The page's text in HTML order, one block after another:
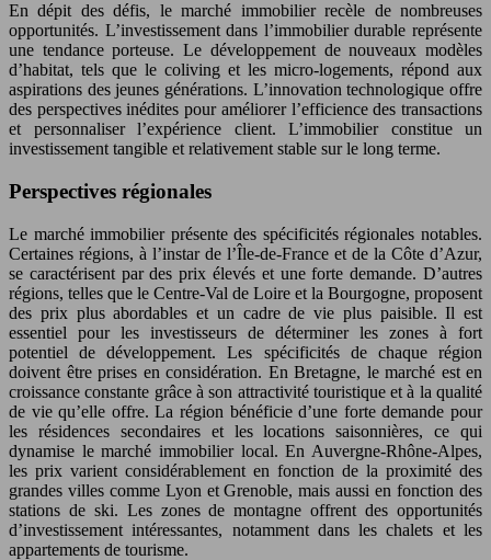
En dépit des défis, le marché immobilier recèle de nombreuses
opportunités. L’investissement dans l’immobilier durable représente
une tendance porteuse. Le développement de nouveaux modèles
d’habitat, tels que le coliving et les micro-logements, répond aux
aspirations des jeunes générations. L’innovation technologique offre
des perspectives inédites pour améliorer l’efficience des transactions
et personnaliser l’expérience client. L’immobilier constitue un
investissement tangible et relativement stable sur le long terme.
Perspectives régionales
Le marché immobilier présente des spécificités régionales notables.
Certaines régions, à l’instar de l’Île-de-France et de la Côte d’Azur,
se caractérisent par des prix élevés et une forte demande. D’autres
régions, telles que le Centre-Val de Loire et la Bourgogne, proposent
des prix plus abordables et un cadre de vie plus paisible. Il est
essentiel pour les investisseurs de déterminer les zones à fort
potentiel de développement. Les spécificités de chaque région
doivent être prises en considération. En Bretagne, le marché est en
croissance constante grâce à son attractivité touristique et à la qualité
de vie qu’elle offre. La région bénéficie d’une forte demande pour
les résidences secondaires et les locations saisonnières, ce qui
dynamise le marché immobilier local. En Auvergne-Rhône-Alpes,
les prix varient considérablement en fonction de la proximité des
grandes villes comme Lyon et Grenoble, mais aussi en fonction des
stations de ski. Les zones de montagne offrent des opportunités
d’investissement intéressantes, notamment dans les chalets et les
appartements de tourisme.